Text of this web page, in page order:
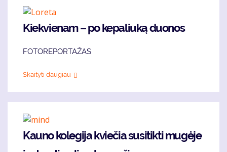
Kiekvienam – po kepaliuką duonos
FOTOREPORTAŽAS
Skaityti daugiau
Kauno kolegija kviečia susitikti mugėje